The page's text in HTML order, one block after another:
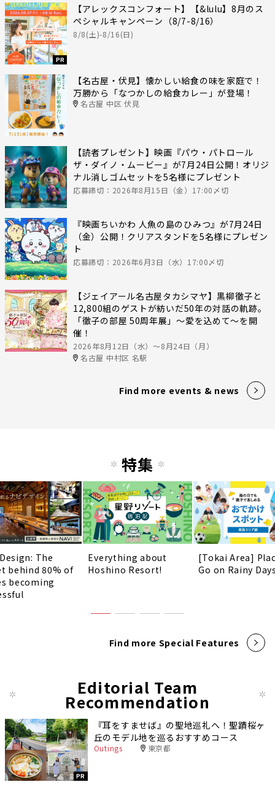
PR
【アレックスコンフォート】【&lulu】8月のス
ペシャルキャンペーン（8/7-8/16）
8/8(土)-8/16(日)
【名古屋・伏見】懐かしい給食の味を家庭で！
万勝から「なつかしの給食カレー」が登場！
名古屋 中区 伏見
【読者プレゼント】映画『パウ・パトロール
ザ・ダイノ・ムービー』が7月24日公開！オリジ
ナル消しゴムセットを5名様にプレゼント
応募締切：2026年8月15日（金）17:00〆切
『映画ちいかわ 人魚の島のひみつ』が7月24日
（金）公開！クリアスタンドを5名様にプレゼン
ト
応募締切：2026年6月3日（水）17:00〆切
【ジェイアール名古屋タカシマヤ】黒柳徹子と
12,800組のゲストが紡いだ50年の対話の軌跡。
「徹子の部屋 50周年展」～愛を込めて～を開
催！
2026年8月12日（水）〜8月24日（月）
名古屋 中村区 名駅
Find more events & news
特集
The
behind 80% of
becoming
Everything about
Hoshino Resort!
[Tokai Area]
Go on Rainy
Find more Special Features
Editorial Team
Recommendation
PR
『耳をすませば』の聖地巡礼へ！聖蹟桜ヶ
丘のモデル地を巡るおすすめコース
Outings 東京都